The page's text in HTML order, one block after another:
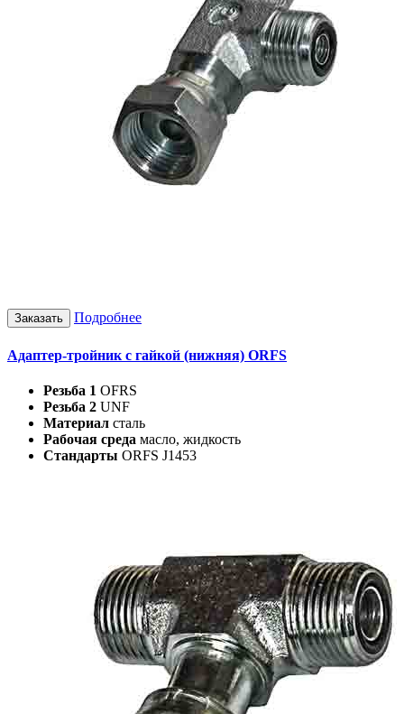
Заказать Подробнее
Адаптер-тройник с гайкой (нижняя) ORFS
Резьба 1 OFRS
Резьба 2 UNF
Материал сталь
Рабочая среда масло, жидкость
Стандарты ORFS J1453